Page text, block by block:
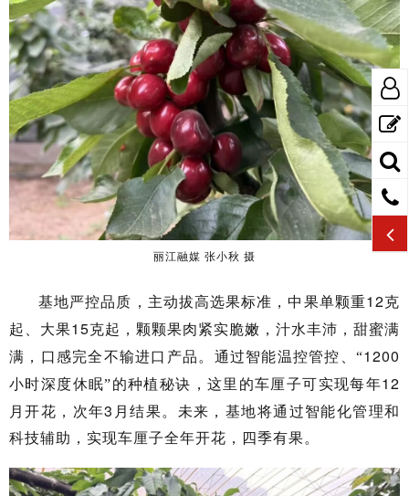
丽江融媒 张小秋 摄
基地严控品质，主动拔高选果标准，中果单颗重12克
起、大果15克起，颗颗果肉紧实脆嫩，汁水丰沛 ， 甜蜜满
满 ，口感完全不输进口 产品 。 通过智能温控管控、“1200
小时深度休眠”的种植秘诀，这里的车厘子可实现每年12
月开花，次年3月结果。未来，基地将通过智能化管理和
科技辅助，实现车厘子全年开花，四季有果。